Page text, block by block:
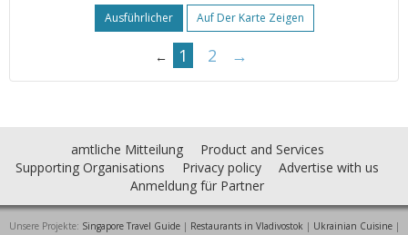
Ausführlicher Auf Der Karte Zeigen
← 1 2 →
amtliche Mitteilung
Product and Services
Supporting Organisations
Privacy policy
Advertise with us
Anmeldung für Partner
Unsere Projekte: Singapore Travel Guide| Restaurants in Vladivostok | Ukrainian Cuisine|